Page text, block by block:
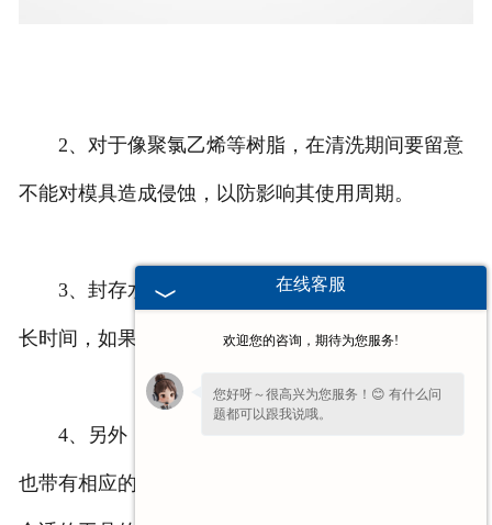
2、对于像聚氯乙烯等树脂，在清洗期间要留意
不能对模具造成侵蚀，以防影响其使用周期。
3、封存水也要注意不要放在石墨模具的表面太
长时间，如果时间长了的话也会对其造成侵蚀。
4、另外，现在科技发展非常迅速，因而模具上
也带有相应的通气口管路。在研磨期间如果没有使用
在线客服
欢迎您的咨询，期待为您服务!
您好呀～很高兴为您服务！😊 有什么问
题都可以跟我说哦。